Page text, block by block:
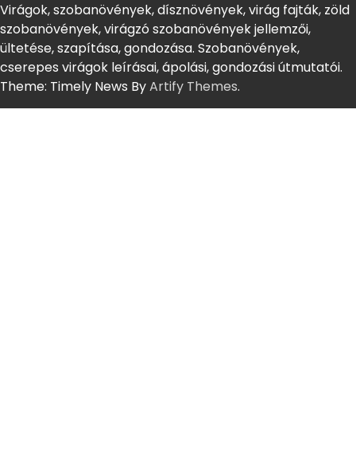
Virágok, szobanövények, dísznövények, virág fajták, zöld
szobanövények, virágzó szobanövények jellemzői,
ültetése, szapítása, gondozása. Szobanövények,
cserepes virágok leírásai, ápolási, gondozási útmutatói.
Theme: Timely News ByArtify Themes.